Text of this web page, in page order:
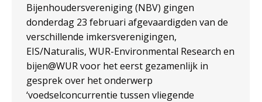
Bijenhoudersvereniging (NBV) gingen
donderdag 23 februari afgevaardigden van de
verschillende imkersverenigingen,
EIS/Naturalis, WUR-Environmental Research en
bijen@WUR voor het eerst gezamenlijk in
gesprek over het onderwerp
‘voedselconcurrentie tussen vliegende